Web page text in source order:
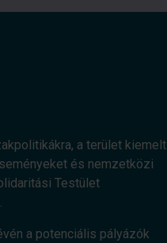
a terület kiemelt
és nemzetközi
Testület
a potenciális pályázók